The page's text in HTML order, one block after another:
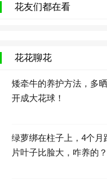
花友们都在看
花花聊花
矮牵牛的养护方法，多
开成大花球！
绿萝绑在柱子上，4个月
片叶子比脸大，咋养的？